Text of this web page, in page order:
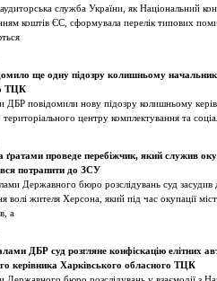
служба України, як Національний
коштів ЄС, сформувала перелік типових
ще одну підозру колишньому
ТЦК
ДБР повідомили нову підозру колишньому
центру комплектування та
ґратами проведе перебіжчик, який служив
потрапити до ЗСУ
Державного бюро розслідувань суд засудив
волі жителя Херсона, який під час окупації
а
ДБР суд розгляне конфіскацію елітних
керівника Харківського обласного ТЦК